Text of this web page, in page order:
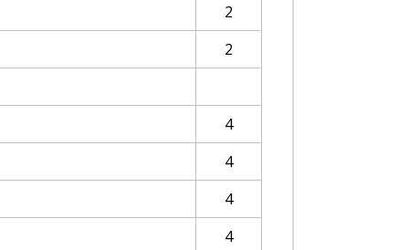
2
2
4
4
4
4